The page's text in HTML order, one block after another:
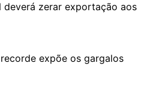
deverá zerar exportação aos
expõe os gargalos